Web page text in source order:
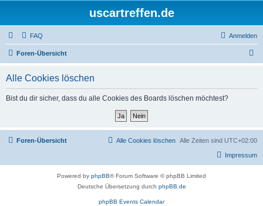
uscartreffen.de
FAQ Anmelden
Foren-Übersicht
Alle Cookies löschen
Bist du dir sicher, dass du alle Cookies des Boards löschen möchtest?
Foren-Übersicht Alle Zeiten sind UTC+02:00
Alle Cookies löschen
Impressum
Powered by phpBB® Forum Software © phpBB Limited
Deutsche Übersetzung durch phpBB.de
phpBB Events Calendar